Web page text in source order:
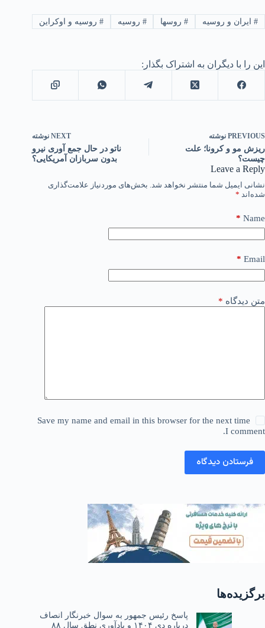
#ایران و روسیه #روسها # روسیه # روسیه و اوکراین
این را با دیگران به اشتراک بگذار:
PREVIOUS نوشته
ریزش مو و کرونا؛ علت
چیست؟
NEXT نوشته
ناتو در حال جمع آوری نیرو
بدون سربازان آمریکایی؟
Leave a Reply
نشانی ایمیل شما منتشر نخواهد شد. بخش‌های موردنیاز علامت‌گذاری
شده‌اند *
Name
*
Email
*
متن دیدگاه *
Save my name and email in this browser for the next time
I comment.
فرستادن دیدگاه
برگزیده‌ها
پاسخ رئیس جمهور به سوال خبرنگار انصاف
درباره دی ۱۴۰۴ و یادآوری نطق سال ۸۸